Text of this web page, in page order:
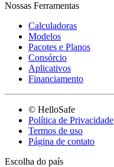
Nossas Ferramentas
Calculadoras
Modelos
Pacotes e Planos
Consórcio
Aplicativos
Financiamento
© HelloSafe
Política de Privacidade
Termos de uso
Página de contato
Escolha do país